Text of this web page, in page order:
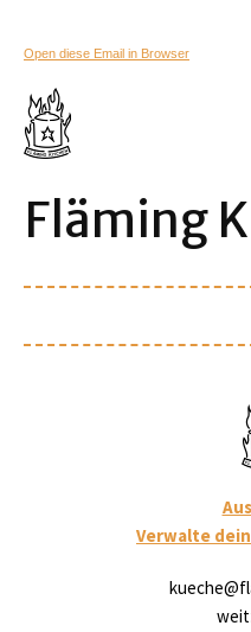
Open diese Email in Browser
Fläming
Verwalte